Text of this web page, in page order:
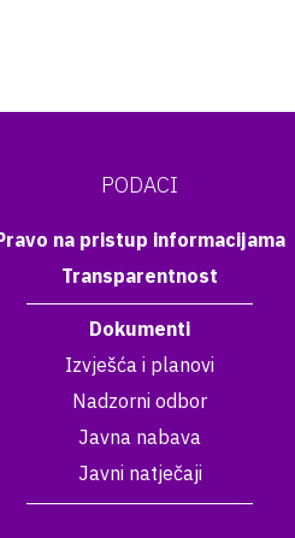
PODACI
na pristup informacijama
Transparentnost
Dokumenti
Izvješća i planovi
Nadzorni odbor
Javna nabava
Javni natječaji